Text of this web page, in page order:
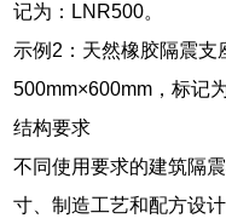
记为：LNR500。
示例2：天然橡胶隔震支
500mm×600mm，标记
结构要求
不同使用要求的建筑隔
寸、制造工艺和配方设